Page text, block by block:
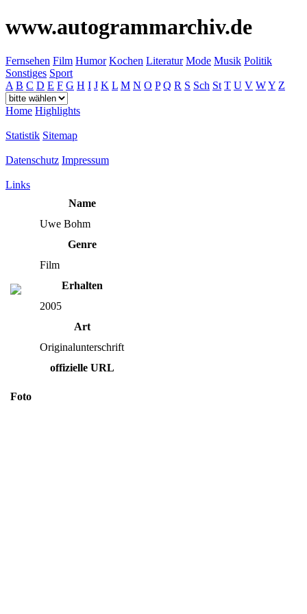
www.autogrammarchiv.de
Fernsehen Film Humor Kochen Literatur Mode Musik Politik
Sonstiges Sport
A B C D E F G H I J K L M N O P Q R S Sch St T U V WY Z
Home Highlights
Statistik Sitemap
Datenschutz Impressum
Links
Name
Uwe Bohm
Genre
Film
Erhalten
2005
Art
Originalunterschrift
offizielle URL
Foto